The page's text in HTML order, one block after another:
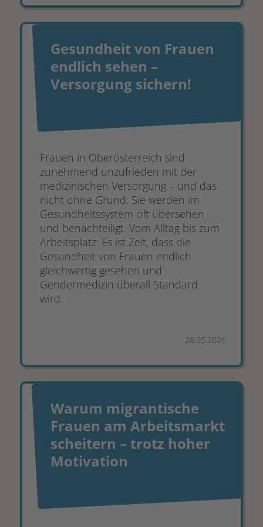
Gesundheit von Frauen
endlich sehen –
Versorgung sichern!
Frauen in Oberösterreich sind
zunehmend unzufrieden mit der
medizinischen Versorgung – und das
nicht ohne Grund: Sie werden im
Gesundheitssystem oft übersehen
und benachteiligt. Vom Alltag bis zum
Arbeitsplatz: Es ist Zeit, dass die
Gesundheit von Frauen endlich
gleichwertig gesehen und
Gendermedizin überall Standard
wird.
28.05.2026
Warum migrantische
Frauen am Arbeitsmarkt
scheitern – trotz hoher
Motivation